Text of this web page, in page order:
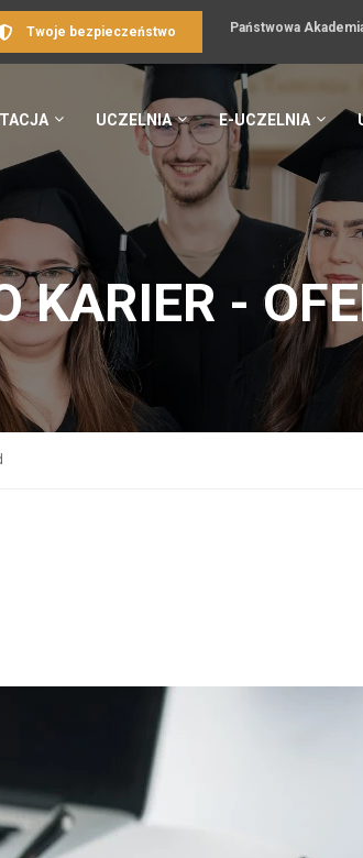
Państwowa
Twoje bezpieczeństwo
UCZELNIA E-UCZELNIA
KARIER -